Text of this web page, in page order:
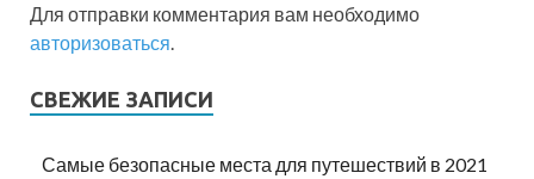
Для отправки комментария вам необходимо
авторизоваться
СВЕЖИЕ ЗАПИСИ
Самые безопасные места для путешествий в 2021